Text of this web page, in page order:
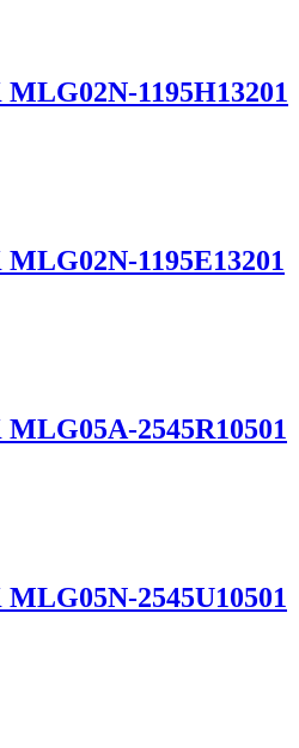
MLG02N-1195H13201
1195E13201
MLG05A-2545R10501
MLG05N-2545U10501